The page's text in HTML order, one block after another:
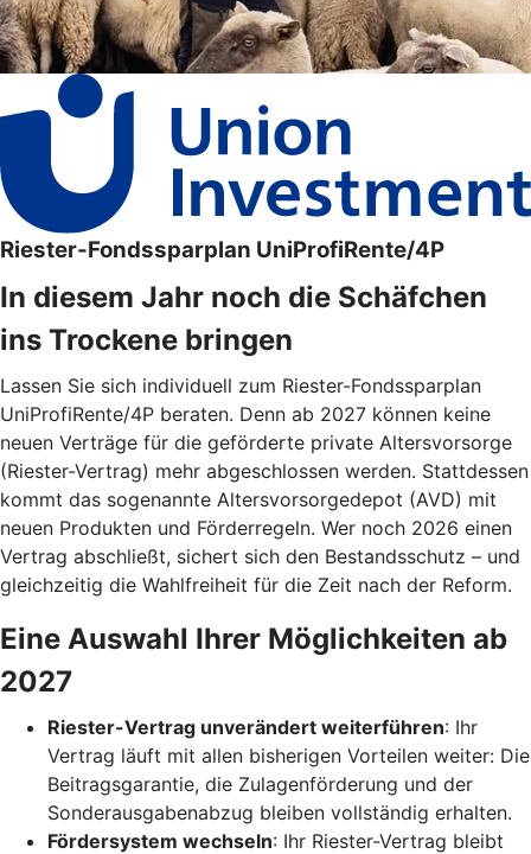
Riester-Fondssparplan UniProfiRente/4P
In diesem Jahr noch die Schäfchen
ins Trockene bringen
Lassen Sie sich individuell zum Riester-Fondssparplan
UniProfiRente/4P beraten. Denn ab 2027 können keine
neuen Verträge für die geförderte private Altersvorsorge
(Riester-Vertrag) mehr abgeschlossen werden. Stattdessen
kommt das sogenannte Altersvorsorgedepot (AVD) mit
neuen Produkten und Förderregeln. Wer noch 2026 einen
Vertrag abschließt, sichert sich den Bestandsschutz – und
gleichzeitig die Wahlfreiheit für die Zeit nach der Reform.
Eine Auswahl Ihrer Möglichkeiten ab
2027
Riester-Vertrag unverändert weiterführen: Ihr
Vertrag läuft mit allen bisherigen Vorteilen weiter: Die
Beitragsgarantie, die Zulagenförderung und der
Sonderausgabenabzug bleiben vollständig erhalten.
Fördersystem wechseln: Ihr Riester-Vertrag bleibt